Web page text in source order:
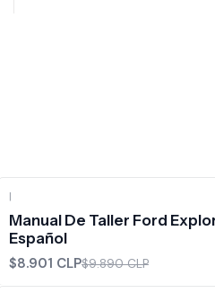
|
Manual De Taller Ford
Español
$8.901 CLP$9.890 CLP